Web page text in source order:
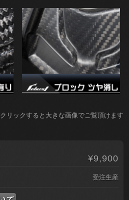
クリックすると大きな画像でご覧頂けます
¥9,900
受注生産